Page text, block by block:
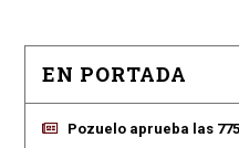
EN PORTADA
Pozuelo aprueba las